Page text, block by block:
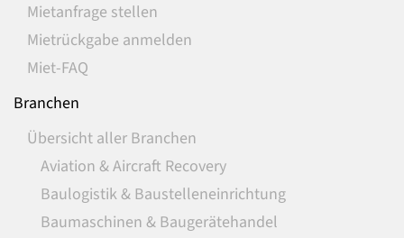
Mietanfrage stellen
Mietrückgabe anmelden
Miet-FAQ
Branchen
Übersicht aller Branchen
Aviation & Aircraft Recovery
Baulogistik & Baustelleneinrichtung
Baumaschinen & Baugerätehandel